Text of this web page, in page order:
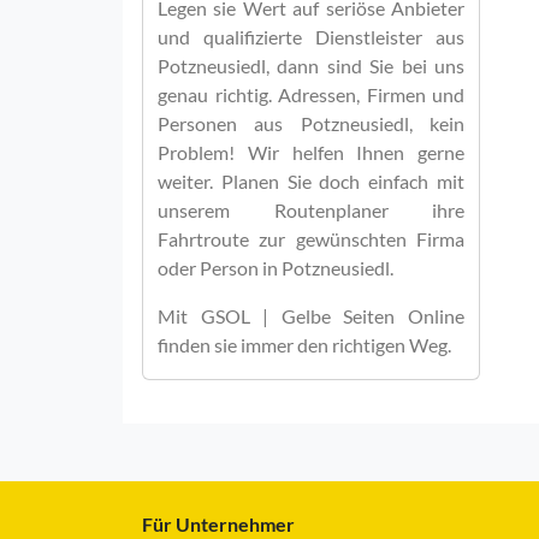
Legen sie Wert auf seriöse Anbieter
und qualifizierte Dienstleister aus
Potzneusiedl, dann sind Sie bei uns
genau richtig. Adressen, Firmen und
Personen aus Potzneusiedl, kein
Problem! Wir helfen Ihnen gerne
weiter. Planen Sie doch einfach mit
unserem Routenplaner ihre
Fahrtroute zur gewünschten Firma
oder Person in Potzneusiedl.
Mit GSOL | Gelbe Seiten Online
finden sie immer den richtigen Weg.
Für Unternehmer